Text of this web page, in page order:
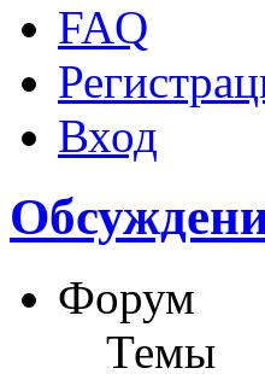
FAQ
Вход
Форум
Темы